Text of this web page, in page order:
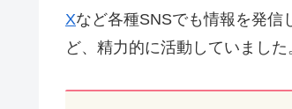
Xなど各種SNSでも情報を発信
ど、精力的に活動していました